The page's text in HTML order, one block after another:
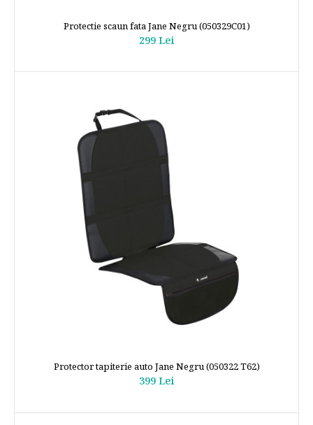
Protectie scaun fata Jane Negru (050329C01)
299 Lei
Protector tapiterie auto Jane Negru (050322 T62)
399 Lei